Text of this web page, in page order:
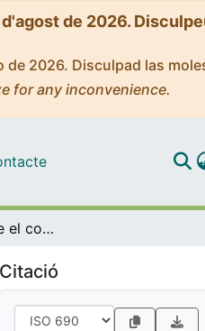
de 2026.
de 2026. Disculpad las
for any inconvenience.
Un cas clínic sobre el consum de risc d'alcohol com a eina d'integració de coneixements en el Grau de Farmàcia
Citació